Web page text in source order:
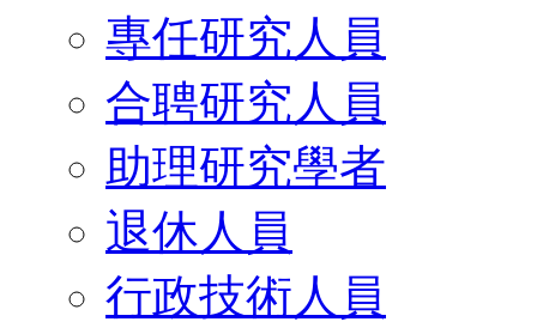
專任研究人員
合聘研究人員
助理研究學者
退休人員
行政技術人員